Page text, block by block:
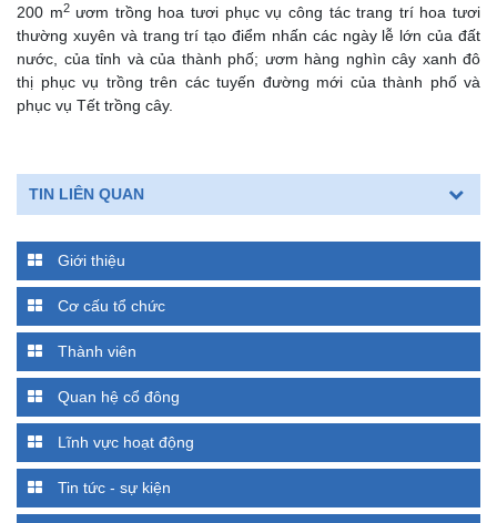
Giới thiệu
Cơ cấu tổ chức
Thành viên
Quan hệ cổ đông
Lĩnh vực hoạt động
Tin tức - sự kiện
200 m2ươm trồng hoa tươi phục vụ công tác trang trí hoa tươi
thường xuyên và trang trí tạo điểm nhấn các ngày lễ lớn của đất
nước, của tỉnh và của thành phố; ươm hàng nghìn cây xanh đô
thị phục vụ trồng trên các tuyến đường mới của thành phố và
phục vụ Tết trồng cây.
TIN LIÊN QUAN